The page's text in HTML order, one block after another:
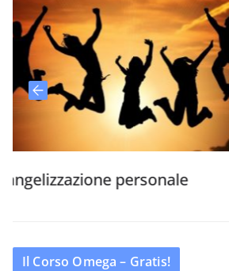
personale
Il Corso Omega – Gratis!